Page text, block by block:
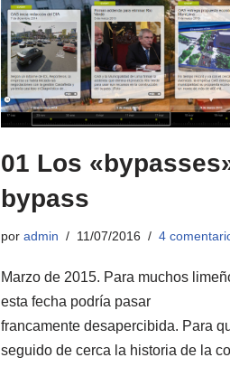
01 Los
bypass
por admin 11/07/2016 4
Marzo de 2015. Para muchos
esta fecha podría pasar
francamente desapercibida. Para
seguido de cerca la historia de la